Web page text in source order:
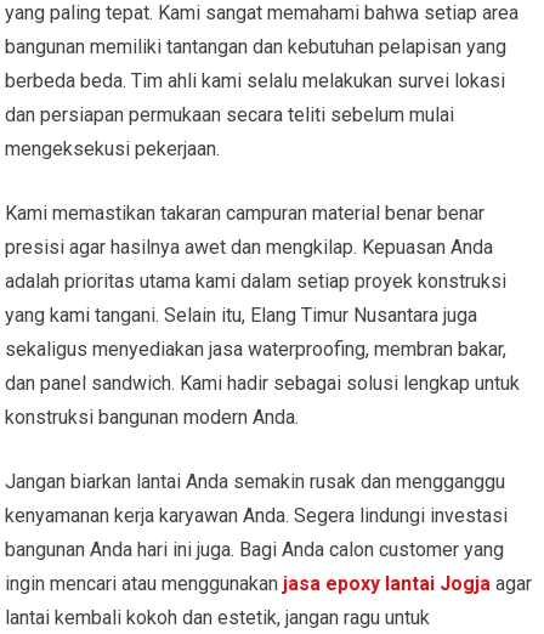
yang paling tepat. Kami sangat memahami bahwa setiap area
bangunan memiliki tantangan dan kebutuhan pelapisan yang
berbeda beda. Tim ahli kami selalu melakukan survei lokasi
dan persiapan permukaan secara teliti sebelum mulai
mengeksekusi pekerjaan.
Kami memastikan takaran campuran material benar benar
presisi agar hasilnya awet dan mengkilap. Kepuasan Anda
adalah prioritas utama kami dalam setiap proyek konstruksi
yang kami tangani. Selain itu, Elang Timur Nusantara juga
sekaligus menyediakan jasa waterproofing, membran bakar,
dan panel sandwich. Kami hadir sebagai solusi lengkap untuk
konstruksi bangunan modern Anda.
Jangan biarkan lantai Anda semakin rusak dan mengganggu
kenyamanan kerja karyawan Anda. Segera lindungi investasi
bangunan Anda hari ini juga. Bagi Anda calon customer yang
ingin mencari atau menggunakan jasa epoxy lantai Jogja agar
lantai kembali kokoh dan estetik, jangan ragu untuk